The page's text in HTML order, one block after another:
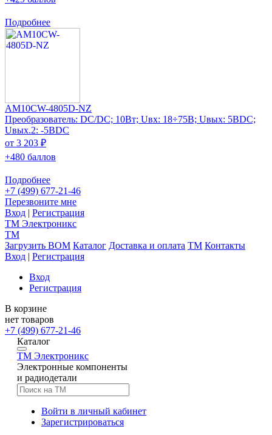
Подробнее
AM10CW-4805D-NZ
Преобразователь: DC/DC; 10Вт; Uвх: 18÷75В; Uвых: 5ВDC;
Uвых.2: -5ВDC
от 3 203 ₽
+480 баллов
Подробнее
+7 (499) 677-21-46
Перезвоните мне
Вход | Регистрация
TM Электроникс
TM
Загрузить BOM Каталог Доставка и оплата TM Контакты
Вход | Регистрация
Вход
Регистрация
В корзине
нет товаров
+7 (499) 677-21-46
Каталог
TM Электроникс
Электронные компоненты
и радиодетали
Войти в личный кабинет
Зарегистрироваться